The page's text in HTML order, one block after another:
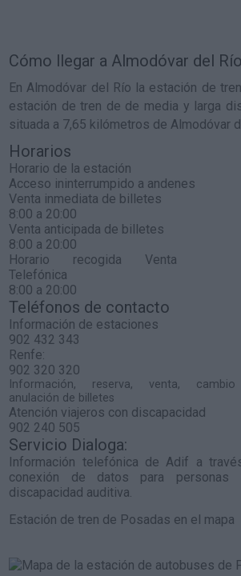
Cómo llegar a Almodóvar del
En Almodóvar del Río la estación de
estación de tren de de media y larga
situada a 7,65 kilómetros de Almodóvar
Horarios
Horario de la estación
Acceso ininterrumpido a andenes
Venta inmediata de billetes
8:00 a 20:00
Venta anticipada de billetes
8:00 a 20:00
Horario recogida Venta
Telefónica
8:00 a 20:00
Teléfonos de contacto
Información de estaciones
902 432 343
Renfe:
902 320 320
Información, reserva, venta,
anulación de billetes
Atención viajeros con discapacidad
902 240 505
Servicio Dialoga:
Información telefónica de Adif a
conexión de datos para
discapacidad auditiva.
Estación de tren de Posadas en el mapa